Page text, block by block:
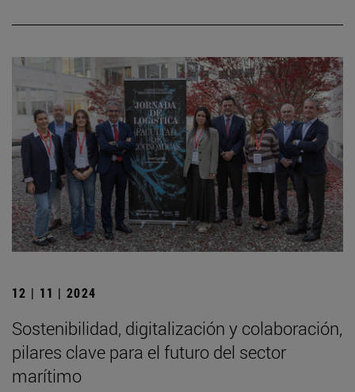
12 | 11 | 2024
Sostenibilidad, digitalización y colaboración,
pilares clave para el futuro del sector
marítimo